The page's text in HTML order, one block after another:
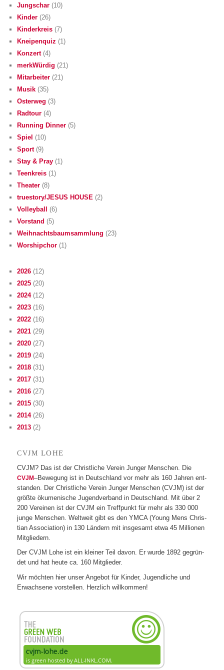
Jungschar (10)
Kinder (26)
Kinderkreis (7)
Kneipenquiz (1)
Konzert(4)
merkWürdig (21)
Mitarbeiter (21)
Musik (35)
Osterweg (3)
Radtour (4)
Running Dinner (5)
Spiel (10)
Sport(9)
Stay & Pray (1)
Teenkreis (1)
Theater (8)
truestory/JESUS HOUSE (2)
Volleyball
(6)
Vorstand (5)
Weihnachtsbaumsammlung (23)
Worshipchor (1)
2026 (12)
2025 (20)
2024(12)
2023 (16)
2022 (16)
2021 (29)
2020 (27)
2019 (24)
2018 (31)
2017 (31)
2016 (27)
2015 (30)
2014(26)
2013 (2)
CVJM LOHE
CVJM? Das ist der Christ­li­che Ver­ein Jun­ger Men­schen. Die
CVJM–Bewe­gung ist in Deutsch­land vor mehr als 160 Jah­ren ent­
stan­den. Der Christ­li­che Ver­ein Jun­ger Men­schen (CVJM) ist der
größte öku­me­ni­sche Jugend­ver­band in Deutsch­land. Mit über 2
200 Ver­ei­nen ist der CVJM ein Treff­punkt für mehr als 330 000
junge Men­schen. Welt­weit gibt es den YMCA (Young Mens Chris­
tian Asso­cia­tion) in 130 Län­dern mit ins­ge­samt etwa 45 Mil­lio­nen
Mitgliedern.
Der CVJM Lohe ist ein klei­ner Teil davon. Er wurde 1892 gegrün­
det und hat heute ca. 160 Mitglieder.
Wir möch­ten hier unser Ange­bot für Kin­der, Jugend­li­che und
Erwach­sene vor­stel­len. Herz­lich willkommen!